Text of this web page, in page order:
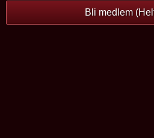
Bli medlem